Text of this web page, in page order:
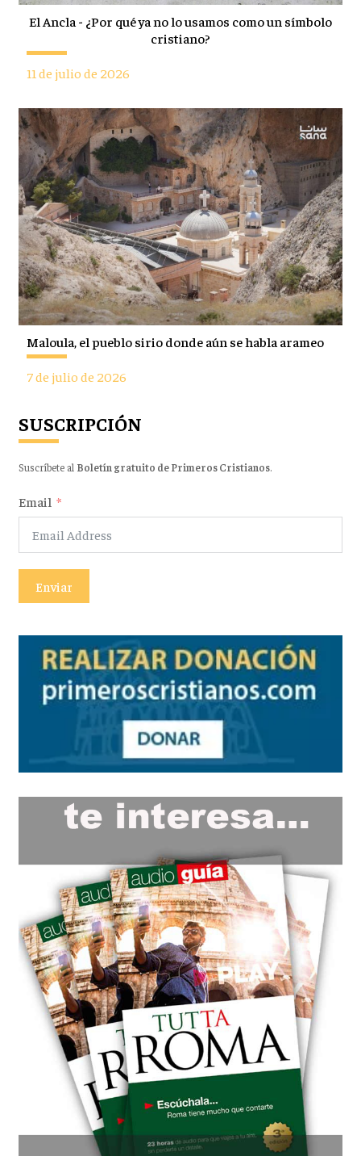
El Ancla - ¿Por qué ya no lo usamos como un símbolo
cristiano?
11 de julio de 2026
Maloula, el pueblo sirio donde aún se habla arameo
7 de julio de 2026
SUSCRIPCIÓN
Suscríbete al Boletín gratuito de Primeros Cristianos.
Email
Enviar